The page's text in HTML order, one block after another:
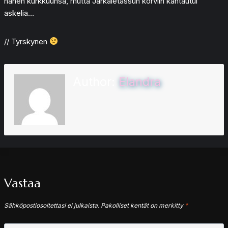
askelia…
// Tyrskynen
Elandra
Vastaa
Sähköpostiosoitettasi ei julkaista. Pakolliset kentät on merkitty *